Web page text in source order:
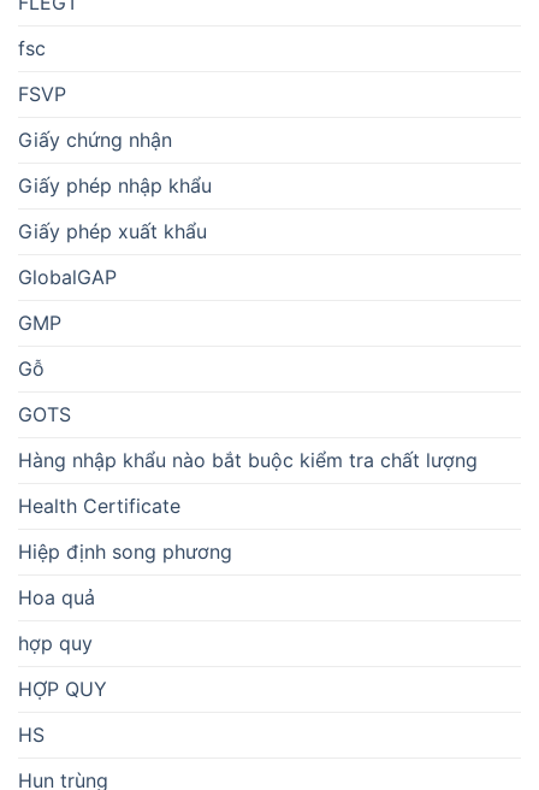
fsc
FSVP
Giấy chứng nhận
Giấy phép nhập khẩu
Giấy phép xuất khẩu
GlobalGAP
GMP
Gỗ
GOTS
Hàng nhập khẩu nào bắt buộc kiểm tra chất lượng
Health Certificate
Hiệp định song phương
Hoa quả
hợp quy
HỢP QUY
HS
Hun trùng